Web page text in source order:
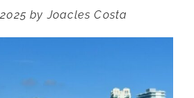
byJoacles Costa